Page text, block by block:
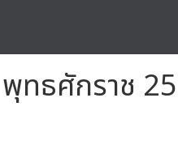
ทธศักราช